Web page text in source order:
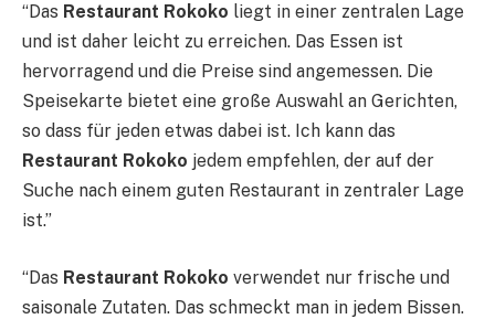
“Das Restaurant Rokoko liegt in einer zentralen Lage
und ist daher leicht zu erreichen. Das Essen ist
hervorragend und die Preise sind angemessen. Die
Speisekarte bietet eine große Auswahl an Gerichten,
so dass für jeden etwas dabei ist. Ich kann das
Restaurant Rokoko jedem empfehlen, der auf der
Suche nach einem guten Restaurant in zentraler Lage
ist.”
“Das Restaurant Rokoko verwendet nur frische und
saisonale Zutaten. Das schmeckt man in jedem Bissen.